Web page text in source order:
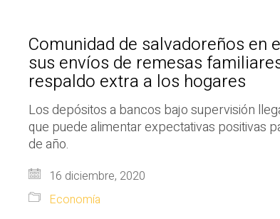
Comunidad de salvadoreños en
sus envíos de remesas
respaldo extra a los hogares
Los depósitos a bancos bajo supervisión
que puede alimentar expectativas positivas
de año.
16 diciembre, 2020
Economía